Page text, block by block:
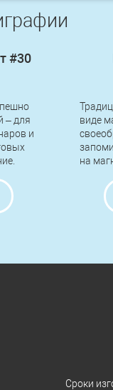
#30
– для
и
их
виде
на
на
Сроки